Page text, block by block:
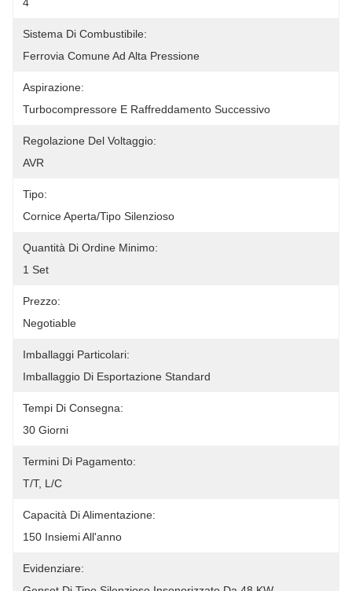
Sistema Di Combustibile:
Ferrovia Comune Ad Alta Pressione
Aspirazione:
Turbocompressore E Raffreddamento Successivo
Regolazione Del Voltaggio:
AVR
Tipo:
Cornice Aperta/Tipo Silenzioso
Quantità Di Ordine Minimo:
1 Set
Prezzo:
Negotiable
Imballaggi Particolari:
Imballaggio Di Esportazione Standard
Tempi Di Consegna:
30 Giorni
Termini Di Pagamento:
T/T, L/C
Capacità Di Alimentazione:
150 Insiemi All'anno
Evidenziare: